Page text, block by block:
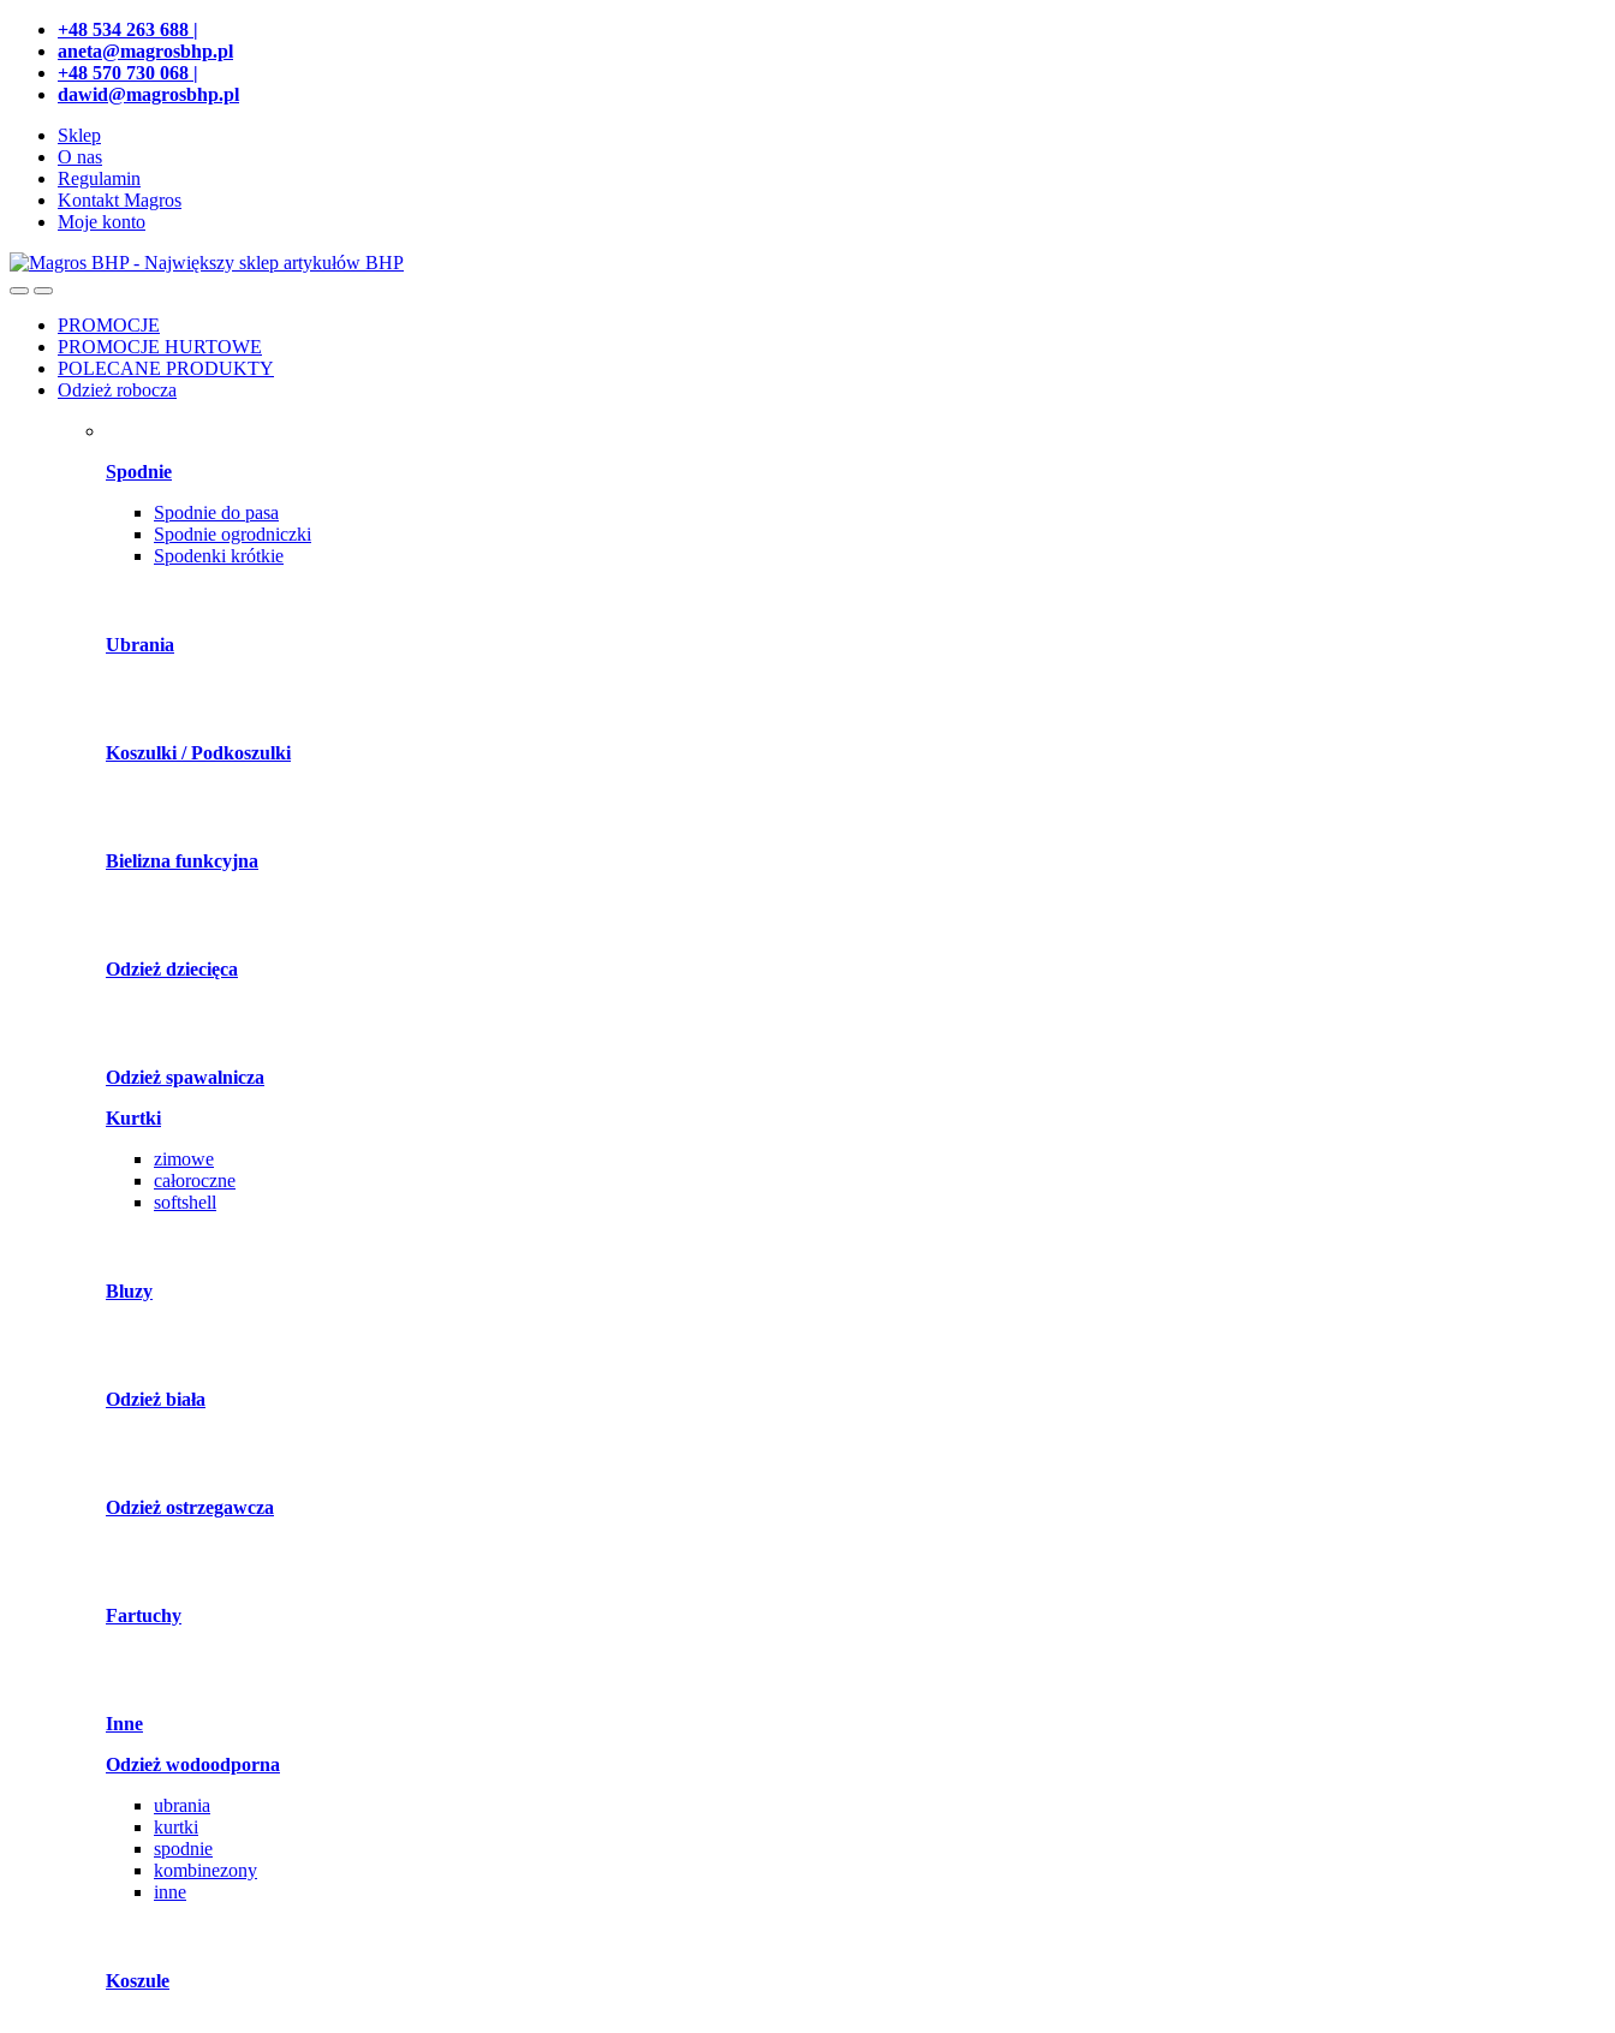
Przejdź
nawigacji
Przeskocz
treści
+48 534 263 688 |
aneta@magrosbhp.pl
+48 570 730 068 |
dawid@magrosbhp.pl
Sklep
O nas
Regulamin
Kontakt Magros
Moje konto
PROMOCJE
PROMOCJE HURTOWE
POLECANE PRODUKTY
Odzież robocza
Spodnie
Spodnie do pasa
Spodnie ogrodniczki
Spodenki krótkie
Ubrania
Koszulki / Podkoszulki
Bielizna funkcyjna
Odzież dziecięca
Odzież spawalnicza
Kurtki
zimowe
całoroczne
softshell
Bluzy
Odzież biała
Odzież ostrzegawcza
Fartuchy
Inne
Odzież wodoodporna
ubrania
kurtki
spodnie
kombinezony
inne
Koszule